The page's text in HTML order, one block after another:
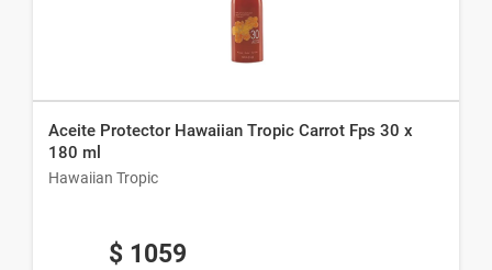
Aceite Protector Hawaiian Tropic Carrot Fps 30 x
180 ml
Hawaiian Tropic
$ 1059